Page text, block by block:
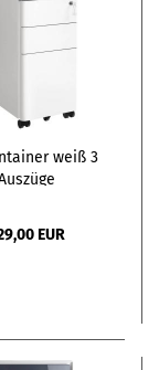
weiß 3
EUR